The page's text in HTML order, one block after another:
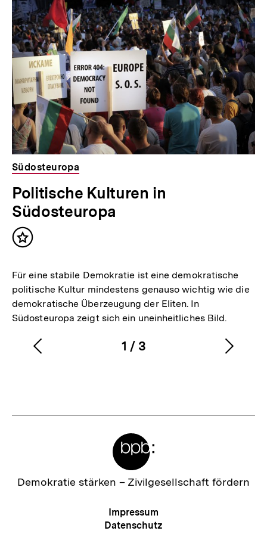
h
a
l
t
:
für
weitere
Inhalte
überspringen
Südosteuropa
Politische Kulturen in
Südosteuropa
Inhalt
Für eine stabile Demokratie ist eine demokratische
politische Kultur mindestens genauso wichtig wie die
demokratische Überzeugung der Eliten. In
Südosteuropa zeigt sich ein uneinheitliches Bild.
Karussellinhalt
1
von
/ 3
Vorherigen
Zur
Demokratie stärken – Zivilgesellschaft fördern
Meta-
Navigation
Impressum
Datenschutz